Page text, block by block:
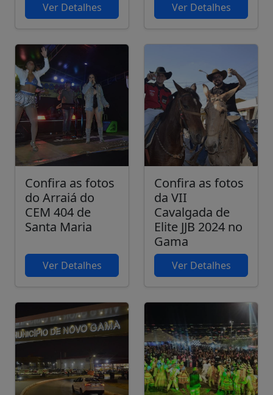
Ver Detalhes Ver Detalhes
Confira as fotos
do Arraiá do
CEM 404 de
Santa Maria
Ver Detalhes
Confira as fotos
da VII
Cavalgada de
Elite JJB 2024 no
Gama
Ver Detalhes